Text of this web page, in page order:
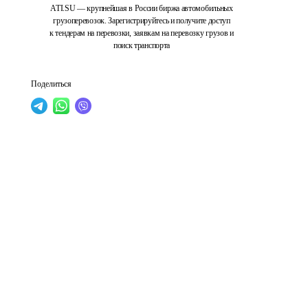
ATI.SU — крупнейшая в России биржа автомобильных
грузоперевозок. Зарегистрируйтесь и получите доступ
к тендерам на перевозки, заявкам на перевозку грузов и
поиск транспорта
Поделиться